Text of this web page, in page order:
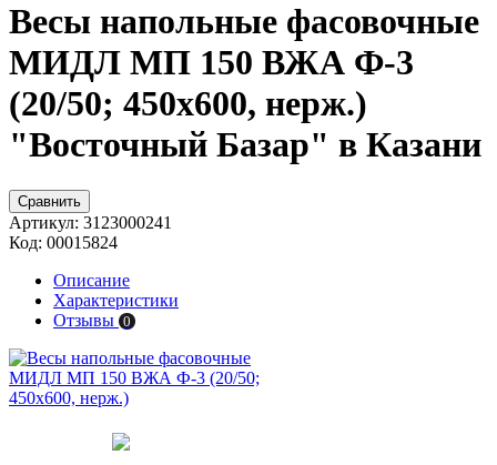
Весы напольные фасовочные
МИДЛ МП 150 ВЖА Ф-3
(20/50; 450х600, нерж.)
"Восточный Базар" в Казани
Сравнить
Артикул: 3123000241
Код: 00015824
Описание
Характеристики
Отзывы 0